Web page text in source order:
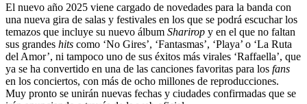
El nuevo año 2025 viene cargado de novedades para la banda con
una nueva gira de salas y festivales en los que se podrá escuchar los
temazos que incluye su nuevo álbum Sharirop y en el que no faltan
sus grandes hits como ‘No Gires’, ‘Fantasmas’, ‘Playa’ o ‘La Ruta
del Amor’, ni tampoco uno de sus éxitos más virales ‘Raffaella’, que
ya se ha convertido en una de las canciones favoritas para los fans
en los conciertos, con más de ocho millones de reproducciones.
Muy pronto se unirán nuevas fechas y ciudades confirmadas que se